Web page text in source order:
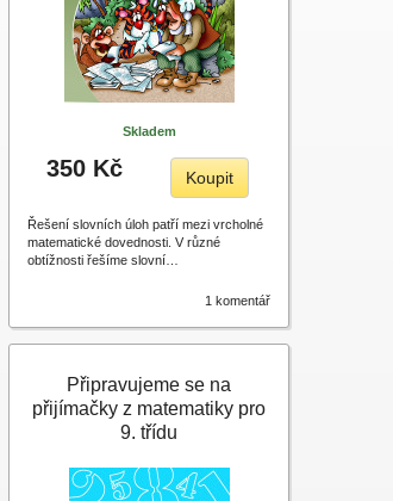
Skladem
350 Kč Koupit
Řešení slovních úloh patří mezi vrcholné
matematické dovednosti. V různé
obtížnosti řešíme slovní…
1 komentář
Připravujeme se na
přijímačky z matematiky pro
9. třídu